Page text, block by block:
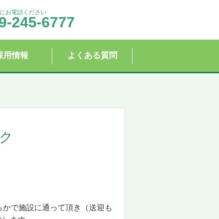
お電話ください
245-6777
用情報 よくある質問
で施設に通って頂き（送迎も